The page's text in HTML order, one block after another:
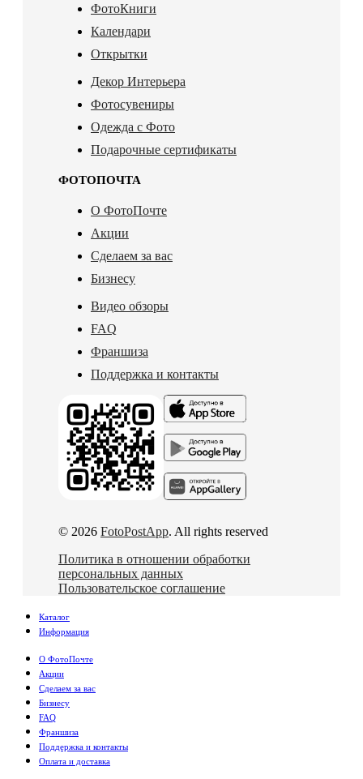
ФотоКниги
Календари
Открытки
Декор Интерьера
Фотосувениры
Одежда с Фото
Подарочные сертификаты
ФОТОПОЧТА
О ФотоПочте
Акции
Сделаем за вас
Бизнесу
Видео обзоры
FAQ
Франшиза
Поддержка и контакты
© 2026 FotoPostApp. All rights reserved
Политика в отношении обработки
персональных данных
Пользовательское соглашение
Каталог
Информация
О ФотоПочте
Акции
Сделаем за вас
Бизнесу
FAQ
Франшиза
Поддержка и контакты
Оплата и доставка